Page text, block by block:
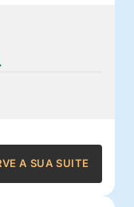
A SUA SUITE